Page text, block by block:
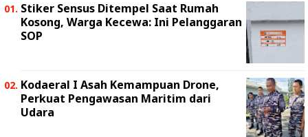
Stiker Sensus Ditempel Saat Rumah
Kosong, Warga Kecewa: Ini Pelanggaran
SOP
Kodaeral I Asah Kemampuan Drone,
Perkuat Pengawasan Maritim dari
Udara